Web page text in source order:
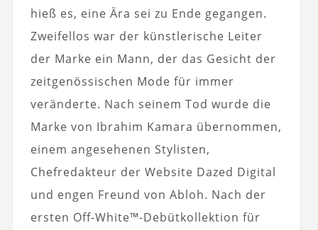
hieß es, eine Ära sei zu Ende gegangen.
Zweifellos war der künstlerische Leiter
der Marke ein Mann, der das Gesicht der
zeitgenössischen Mode für immer
veränderte. Nach seinem Tod wurde die
Marke von Ibrahim Kamara übernommen,
einem angesehenen Stylisten,
Chefredakteur der Website Dazed Digital
und engen Freund von Abloh. Nach der
ersten Off-White™-Debütkollektion für